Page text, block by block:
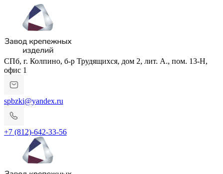
СПб, г. Колпино, б-р Трудящихся, дом 2, лит. А., пом. 13-Н,
офис 1
spbzki@yandex.ru
+7 (812)-642-33-56